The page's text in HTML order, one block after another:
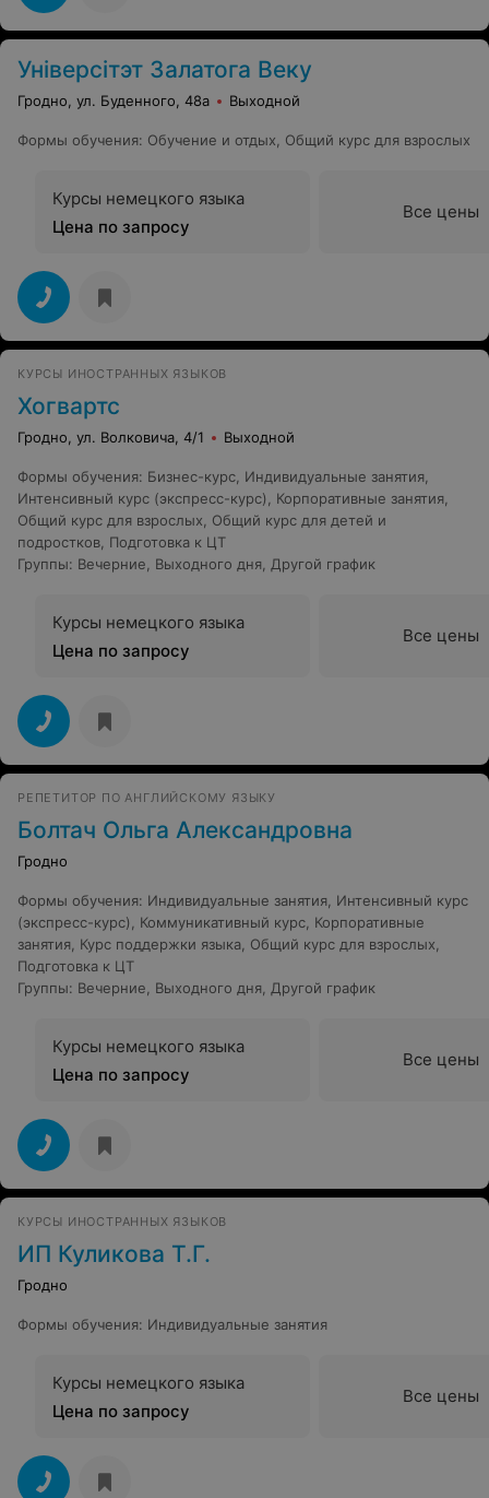
Універсітэт Залатога Веку
Гродно, ул. Буденного, 48а Выходной
Формы обучения: Обучение и отдых, Общий курс для взрослых
Курсы немецкого языка
Цена по запросу
Все цены
КУРСЫ ИНОСТРАННЫХ ЯЗЫКОВ
Хогвартс
Гродно, ул. Волковича, 4/1 Выходной
Формы обучения: Бизнес-курс, Индивидуальные занятия,
Интенсивный курс (экспресс-курс), Корпоративные занятия,
Общий курс для взрослых, Общий курс для детей и
подростков, Подготовка к ЦТ
Группы: Вечерние, Выходного дня, Другой график
Курсы немецкого языка
Цена по запросу
Все цены
РЕПЕТИТОР ПО АНГЛИЙСКОМУ ЯЗЫКУ
Болтач Ольга Александровна
Гродно
Формы обучения: Индивидуальные занятия, Интенсивный курс
(экспресс-курс), Коммуникативный курс, Корпоративные
занятия, Курс поддержки языка, Общий курс для взрослых,
Подготовка к ЦТ
Группы: Вечерние, Выходного дня, Другой график
Курсы немецкого языка
Цена по запросу
Все цены
КУРСЫ ИНОСТРАННЫХ ЯЗЫКОВ
ИП Куликова Т.Г.
Гродно
Формы обучения: Индивидуальные занятия
Курсы немецкого языка
Цена по запросу
Все цены